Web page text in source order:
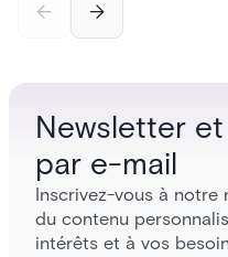
— and how Acre's
Newsletter
par e-mail
Inscrivez-vous à notre
du contenu
intérêts et à vos